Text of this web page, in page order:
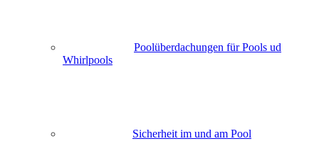
Poolüberdachungen für Pools ud
Whirlpools
Sicherheit im und am Pool